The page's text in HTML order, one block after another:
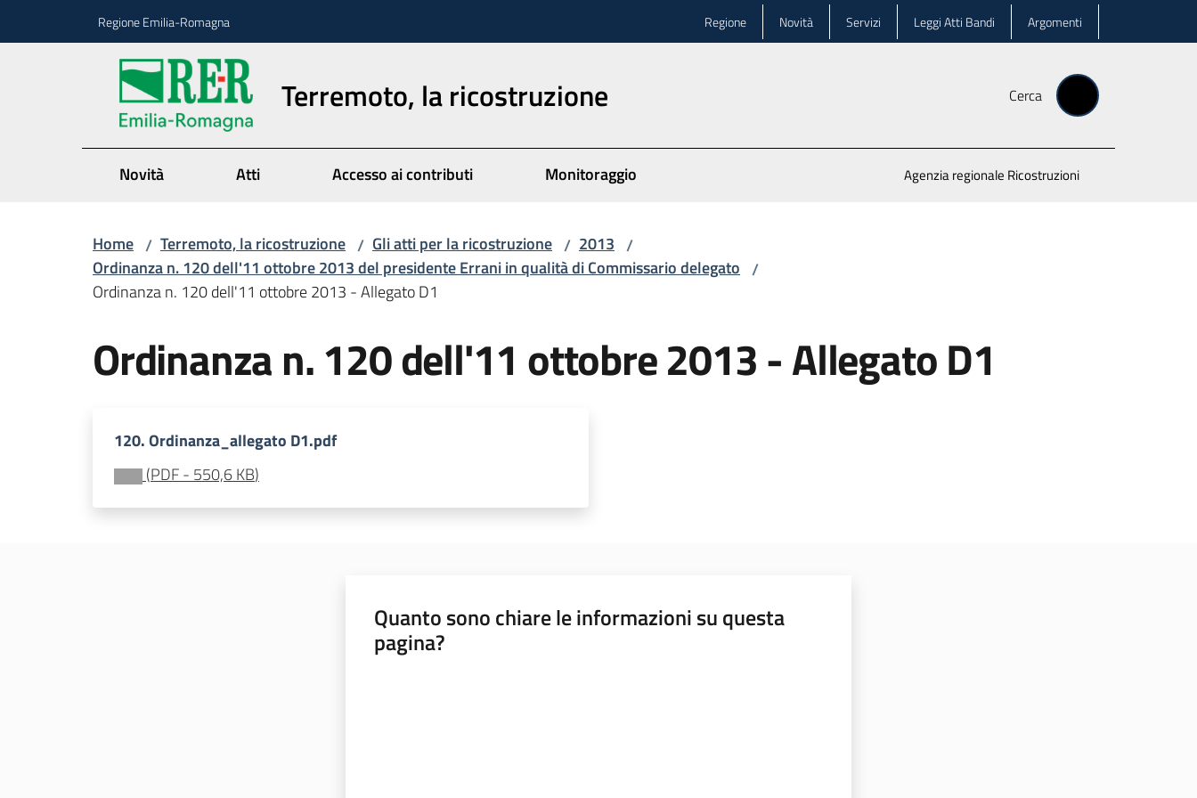
Regione Emilia-Romagna Regione Novità Servizi Leggi Atti Bandi Argomenti
Terremoto, la ricostruzione Cerca
Novità Atti Accesso ai contributi Monitoraggio Agenzia regionale Ricostruzioni
Home / Terremoto, la ricostruzione / Gli atti per la ricostruzione / 2013 /
Ordinanza n. 120 dell'11 ottobre 2013 del presidente Errani in qualità di Commissario delegato /
Ordinanza n. 120 dell'11 ottobre 2013 - Allegato D1
Ordinanza n. 120 dell'11 ottobre 2013 - Allegato D1
120. Ordinanza_allegato D1.pdf
(PDF- 550,6 KB)
Quanto sono chiare le informazioni su questa
pagina?